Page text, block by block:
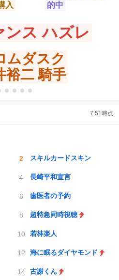
ンス ハズレ
ムダスク
裕二 騎手
入
的中
7:51時点
スキルカードスキン
長崎平和宣言
歯医者の予約
超特急同時視聴
若林楽人
海に眠るダイヤモンド
古謝くん